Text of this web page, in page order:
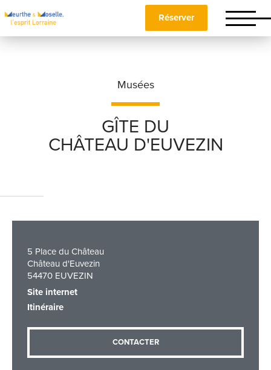
Réserver
Musées
GÎTE DU
CHÂTEAU D'EUVEZIN
5 Place du Château
Château d'Euvezin
54470 EUVEZIN
Site internet
Itinéraire
CONTACTER
Nom*
Téléphone